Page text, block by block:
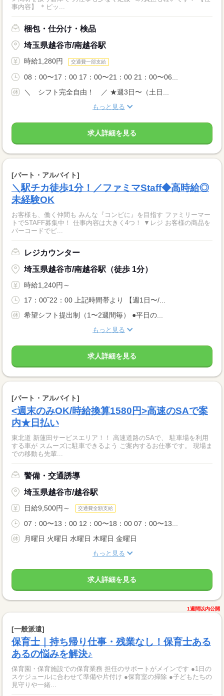
事内容】 ＊ピッ...
梱包・仕分け・検品
埼玉県越谷市/南越谷駅
時給1,280円 交通費一部支給
08：00〜17：00 17：00〜21：00 21：00〜06...
＼ シフト完全自由！ ／ ★週3日〜（土日...
もっと見る
求人詳細を見る
[パート・アルバイト]
＼駅チカ徒歩1分！／ファミマStaff◆高時給◎
未経験OK
お客様も、働く仲間も みんな『コンビに』を目指す ファミリーマー
トでSTAFF募集中！ 仕事内容は大きく4つ！ ▼レジ お客様の商品を
バーコードでピ...
レジカウンター
埼玉県越谷市/南越谷駅（徒歩 1分）
時給1,240円～
17：00‾22：00 上記時間帯より 【週1日〜/...
希望シフト提出制（1〜2週間毎） ●平日の...
もっと見る
求人詳細を見る
[パート・アルバイト]
<週末のみOK/時給換算1580円>高速のSAで案
内★日払い
東北道 新蓮田サービスエリア！！ 高速道路のSAで、 駐車場を利用
する車が スムーズに駐車できるよう ご案内するお仕事です。 現場ま
での移動も先輩...
警備・交通誘導
埼玉県越谷市/越谷駅
日給9,500円～ 交通費全額支給
07：00〜13：00 12：00〜18：00 07：00〜13...
月曜日 火曜日 水曜日 木曜日 金曜日
もっと見る
求人詳細を見る
1週間以内公開
[一般派遣]
保育士｜持ち帰り仕事・残業なし！保育士ある
あるの悩みを解決♪
保育園・保育施設での保育業務 担任のサポートがメインです ●1日の
スケジュールに合わせて準備や片付け ●保育室の掃除 ●子どもたちの
見守りや一緒...